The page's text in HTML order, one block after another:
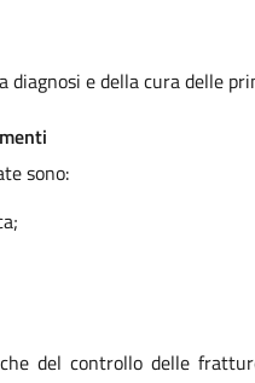
diagnosi e della cura delle
sono:
del controllo delle